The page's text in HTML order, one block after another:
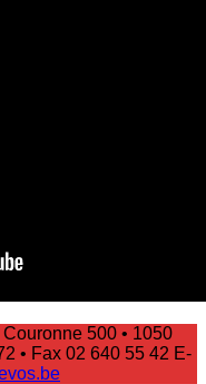
500 • 1050
• Fax 02 640 55 42 E-